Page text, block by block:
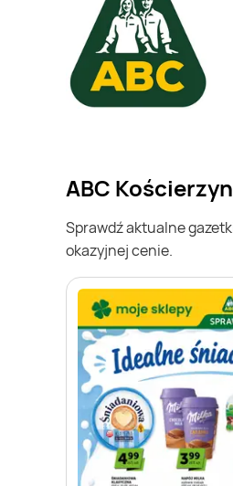
ABC
Sprawdź aktualne
okazyjnej cenie.